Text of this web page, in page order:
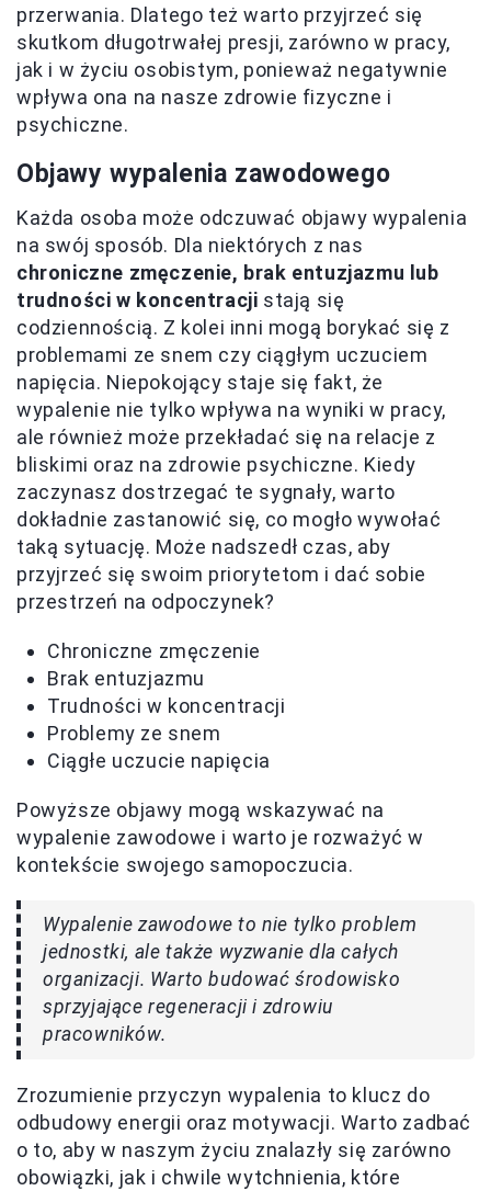
przerwania. Dlatego też warto przyjrzeć się
skutkom długotrwałej presji, zarówno w pracy,
jak i w życiu osobistym, ponieważ negatywnie
wpływa ona na nasze zdrowie fizyczne i
psychiczne.
Objawy wypalenia zawodowego
Każda osoba może odczuwać objawy wypalenia
na swój sposób. Dla niektórych z nas
chroniczne zmęczenie, brak entuzjazmu lub
trudności w koncentracji stają się
codziennością. Z kolei inni mogą borykać się z
problemami ze snem czy ciągłym uczuciem
napięcia. Niepokojący staje się fakt, że
wypalenie nie tylko wpływa na wyniki w pracy,
ale również może przekładać się na relacje z
bliskimi oraz na zdrowie psychiczne. Kiedy
zaczynasz dostrzegać te sygnały, warto
dokładnie zastanowić się, co mogło wywołać
taką sytuację. Może nadszedł czas, aby
przyjrzeć się swoim priorytetom i dać sobie
przestrzeń na odpoczynek?
Chroniczne zmęczenie
Brak entuzjazmu
Trudności w koncentracji
Problemy ze snem
Ciągłe uczucie napięcia
Powyższe objawy mogą wskazywać na
wypalenie zawodowe i warto je rozważyć w
kontekście swojego samopoczucia.
Wypalenie zawodowe to nie tylko problem
jednostki, ale także wyzwanie dla całych
organizacji. Warto budować środowisko
sprzyjające regeneracji i zdrowiu
pracowników.
Zrozumienie przyczyn wypalenia to klucz do
odbudowy energii oraz motywacji. Warto zadbać
o to, aby w naszym życiu znalazły się zarówno
obowiązki, jak i chwile wytchnienia, które